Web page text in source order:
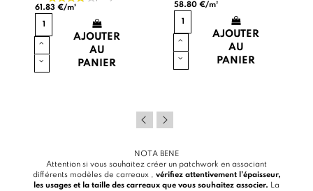
61.83 €/m²
AJOUTER
AU
PANIER
58.80 €/m²
AJOUTER
AU
PANIER
NOTA BENE
Attention si vous souhaitez créer un patchwork en associant
différents modèles de carreaux , vérifiez attentivement l’épaisseur,
les usages et la taille des carreaux que vous souhaitez associer. La